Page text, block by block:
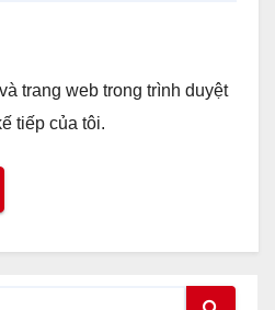
trang web trong trình duyệt
tiếp của tôi.